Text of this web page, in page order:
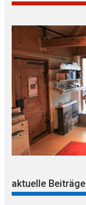
aktuelle Beiträge